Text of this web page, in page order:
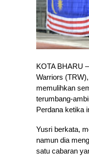
KOTA BHARU
Warriors
memulihkan
terumbang-
Perdana ketika
Yusri berkata,
namun dia
satu cabaran